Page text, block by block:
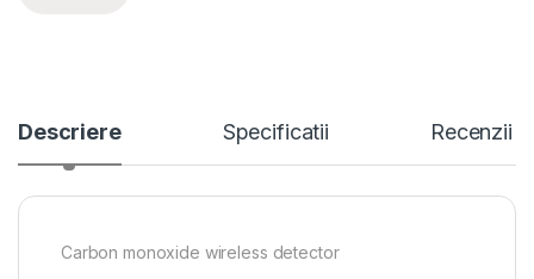
Descriere Specificatii Recenzii
Carbon monoxide wireless detector